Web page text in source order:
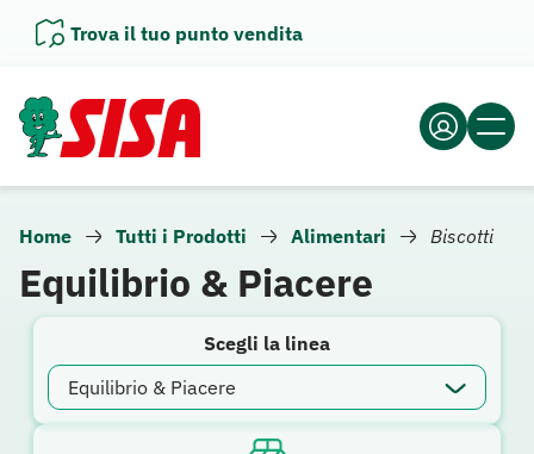
Trova il tuo punto vendita
Home Tutti i Prodotti Alimentari Biscotti
Equilibrio & Piacere
Scegli la linea